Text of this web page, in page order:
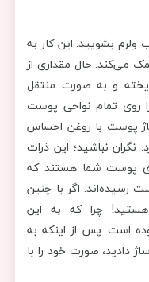
ولرم بشویید. این کار به
می‌کند. حال مقداری از
و به صورت منتقل
روی تمام نواحی پوست
پوست با روغن احساس
نگران نباشید؛ این ذرات
پوست شما هستند که
رسیده‌اند. اگر با چنین
چرا که به این
است. پس از اینکه به
ماساژ دادید، صورت خود را با